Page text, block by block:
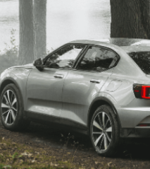
sempre al mio
in materia di mobilità,
viaggi e sicurezza. Anche i
riflettono il motto «TCS
mio fianco» e rappresentano un
e pratico durante ogni
Tali prodotti sono facilmente
nel negozio grazie all’etichetta
my side».